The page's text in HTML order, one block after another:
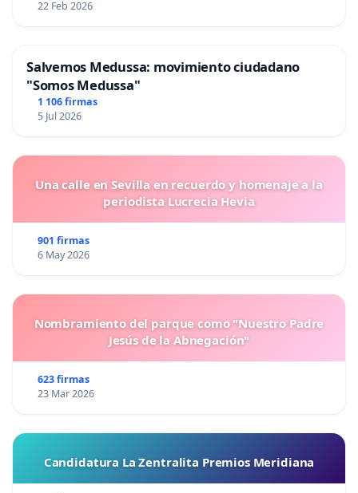
22 Feb 2026
Salvemos Medussa: movimiento ciudadano
"Somos Medussa"
1 106 firmas
5 Jul 2026
Una calle en Sevilla en recuerdo y homenaje a la
periodista Lucrecia Hevia
901 firmas
6 May 2026
Nombramiento del parque como "Nuestro Padre
Jesús de la Abnegación"
623 firmas
23 Mar 2026
Candidatura La Zentralita Premios Meridiana